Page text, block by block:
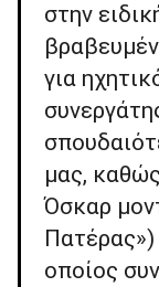
στην
για
μας,
Όσκαρ
Πατέρας»)
οποίος